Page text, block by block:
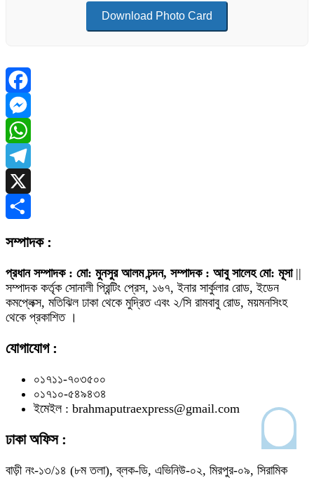
Download Photo Card
Facebook
Messenger
WhatsApp
Telegram
X
সম্পাদক :
প্রধান সম্পাদক : মো: মুনসুর আলম চন্দন, সম্পাদক : আবু সালেহ মো: মূসা||
সম্পাদক কর্তৃক সোনালী প্রিন্টিং প্রেস, ১৬৭, ইনার সার্কুলার রোড, ইডেন
কমপ্লেক্স, মতিঝিল ঢাকা থেকে মুদ্রিত এবং ২/সি রামবাবু রোড, ময়মনসিংহ
থেকে প্রকাশিত ।
যোগাযোগ :
০১৭১১-৭০৩৫০০
০১৭১০-৫৪৯৪৩৪
ইমেইল : brahmaputraexpress@gmail.com
ঢাকা অফিস :
বাড়ী নং-১৩/১৪ (৮ম তলা), ব্লক-ডি, এভিনিউ-০২, মিরপুর-০৯, সিরামিক